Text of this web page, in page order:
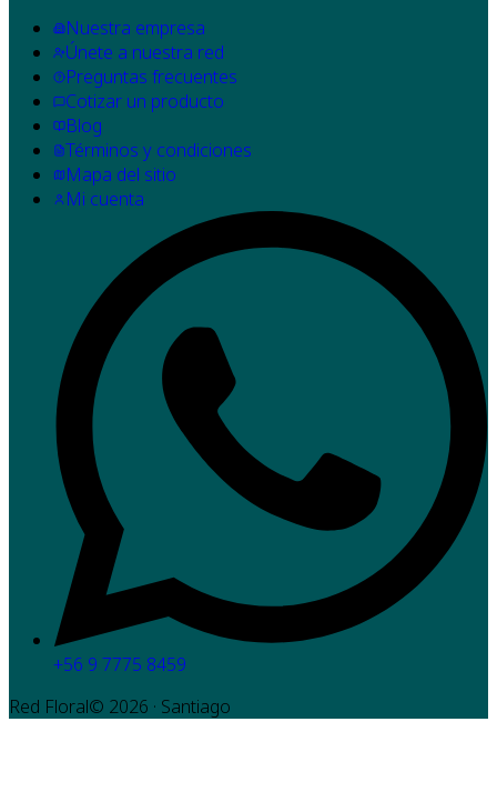
Nuestra empresa
Únete a nuestra red
Preguntas frecuentes
Cotizar un producto
Blog
Términos y condiciones
Mapa del sitio
Mi cuenta
+56 9 7775 8459
Red Floral© 2026 · Santiago